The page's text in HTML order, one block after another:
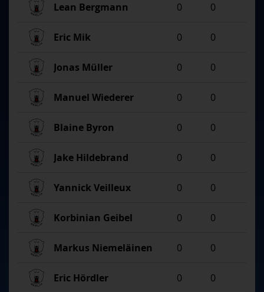
Lean Bergmann 0 0
Eric Mik 0 0
Jonas Müller 0 0
Manuel Wiederer 0 0
Blaine Byron 0 0
Jake Hildebrand 0 0
Yannick Veilleux 0 0
Korbinian Geibel 0 0
Markus Niemeläinen 0 0
Eric Hördler 0 0